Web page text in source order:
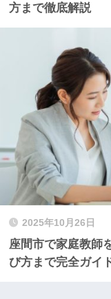
方まで徹底解説
2025年10月26日
座間市で家庭教師
び方まで完全ガイ